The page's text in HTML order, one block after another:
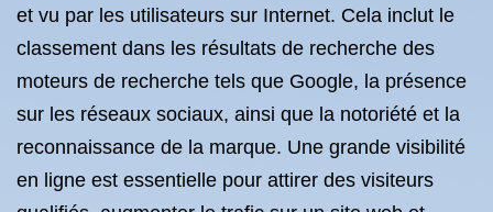
et vu par les utilisateurs sur Internet. Cela inclut le
classement dans les résultats de recherche des
moteurs de recherche tels que Google, la présence
sur les réseaux sociaux, ainsi que la notoriété et la
reconnaissance de la marque. Une grande visibilité
en ligne est essentielle pour attirer des visiteurs